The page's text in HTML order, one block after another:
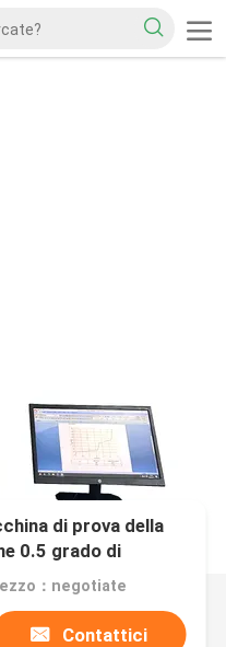
di prova della
0.5 grado di
Load Push-Type
：negotiate
Contattici